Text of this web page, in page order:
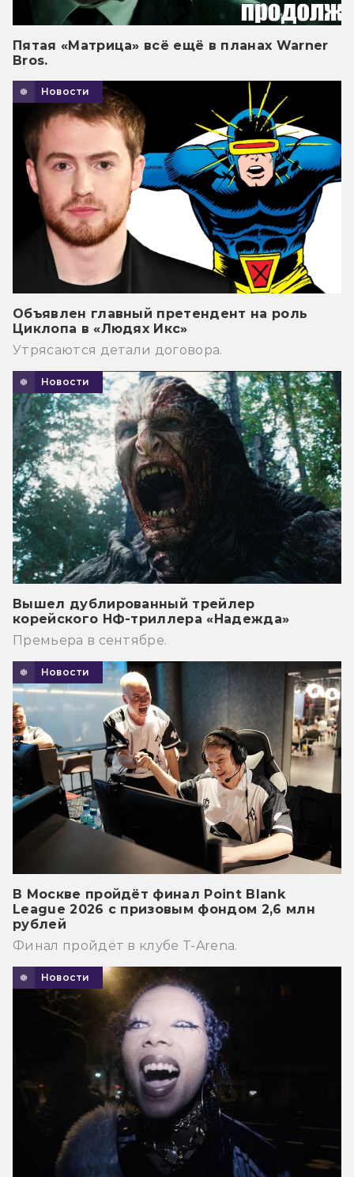
Пятая «Матрица» всё ещё в планах Warner
Bros.
Новости
Объявлен главный претендент на роль
Циклопа в «Людях Икс»
Утрясаются детали договора.
Новости
Вышел дублированный трейлер
корейского НФ-триллера «Надежда»
Премьера в сентябре.
Новости
В Москве пройдёт финал Point Blank
League 2026 с призовым фондом 2,6 млн
рублей
Финал пройдёт в клубе T-Arena.
Новости